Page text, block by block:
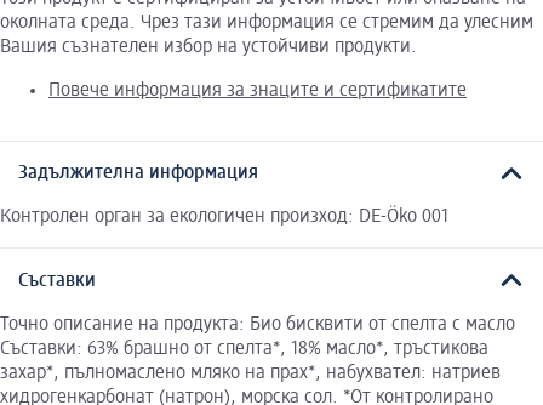
околната среда. Чрез тази информация се стремим да улесним
Вашия съзнателен избор на устойчиви продукти.
Повече информация за знаците и сертификатите
Задължителна информация
Контролен орган за екологичен произход: DE-Öko 001
Съставки
Точно описание на продукта: Био бисквити от спелта с масло
Съставки: 63% брашно от спелта*, 18% масло*, тръстикова
захар*, пълномаслено мляко на прах*, набухвател: натриев
хидрогенкарбонат (натрон), морска сол. *От контролирано